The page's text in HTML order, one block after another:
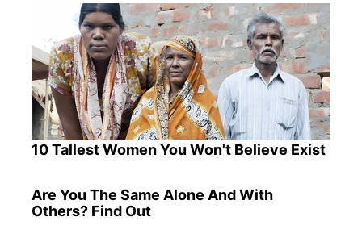
10 Tallest Women You Won't Believe Exist
Are You The Same Alone And With
Others? Find Out